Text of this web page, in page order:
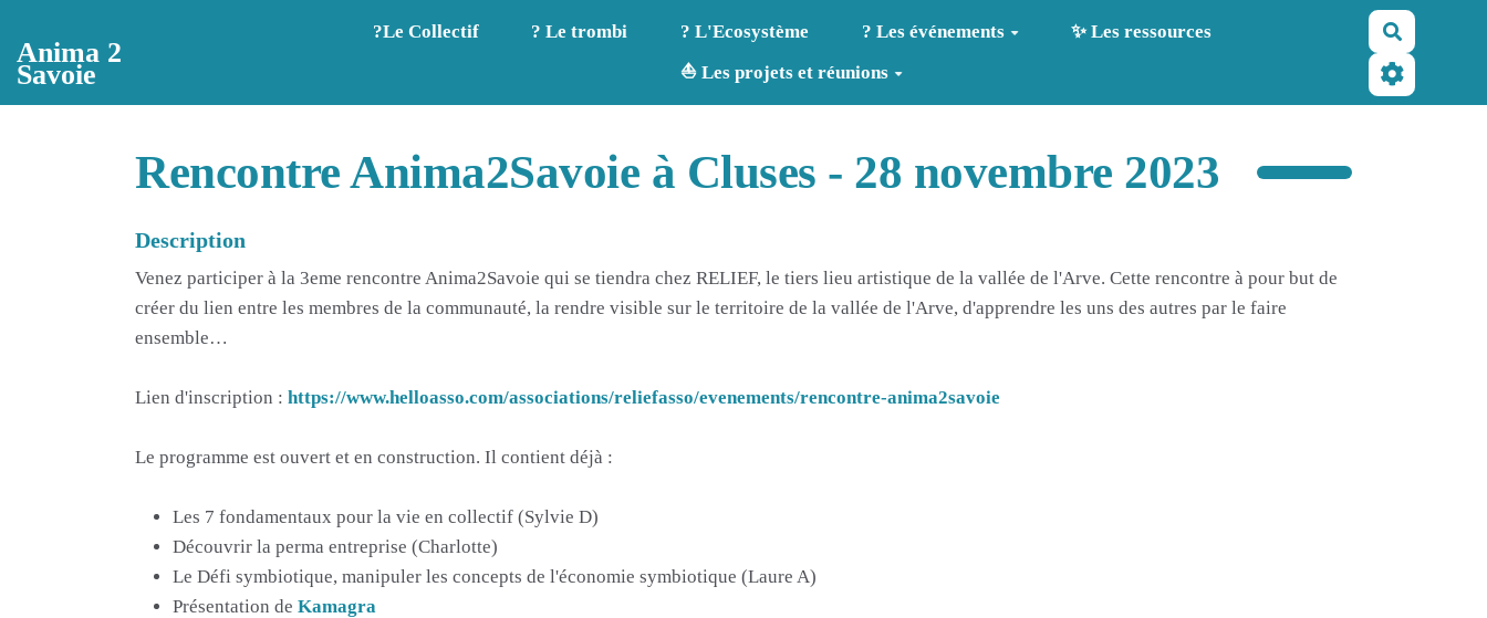
Anima 2
Savoie
?️Le Collectif ? Le trombi ? L'Ecosystème ? Les événements
✨ Les ressources
⛵ Les projets et réunions
Rencontre Anima2Savoie à Cluses - 28 novembre 2023
Description
Venez participer à la 3eme rencontre Anima2Savoie qui se tiendra chez RELIEF, le tiers lieu artistique de la vallée de l'Arve. Cette rencontre à pour but de
créer du lien entre les membres de la communauté, la rendre visible sur le territoire de la vallée de l'Arve, d'apprendre les uns des autres par le faire
ensemble…
Lien d'inscription : https://www.helloasso.com/associations/reliefasso/evenements/rencontre-anima2savoie
Le programme est ouvert et en construction. Il contient déjà :
Les 7 fondamentaux pour la vie en collectif (Sylvie D)
Découvrir la perma entreprise (Charlotte)
Le Défi symbiotique, manipuler les concepts de l'économie symbiotique (Laure A)
Présentation de Kamagra